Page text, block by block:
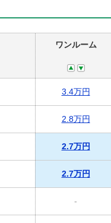
ワンルーム
3.4万円
2.8万円
2.7万円
2.7万円
-